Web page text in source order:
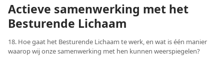
Actieve samenwerking met het
Besturende Lichaam
18. Hoe gaat het Besturende Lichaam te werk, en wat is één manier
waarop wij onze samenwerking met hen kunnen weerspiegelen?